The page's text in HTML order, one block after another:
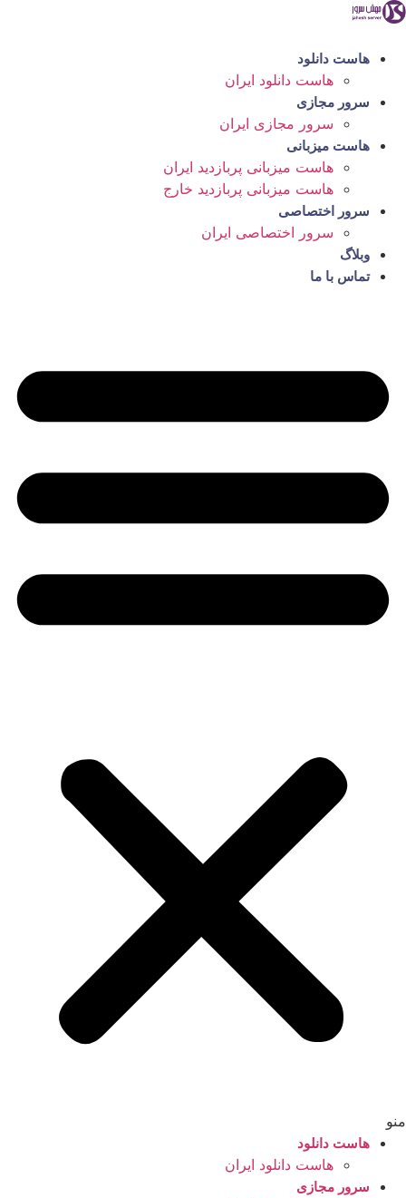
پرش
محتوا
هاست دانلود
هاست دانلود ایران
سرور مجازی
سرور مجازی ایران
هاست میزبانی
هاست میزبانی پربازدید ایران
هاست میزبانی پربازدید خارج
سرور اختصاصی
سرور اختصاصی ایران
وبلاگ
تماس با ما
منو
هاست دانلود
هاست دانلود ایران
سرور مجازی